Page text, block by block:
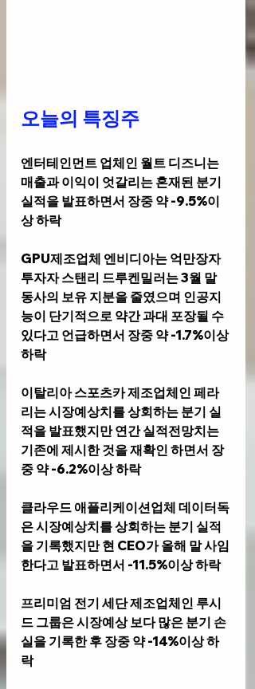
오늘의 특징주
엔터테인먼트 업체인 월트 디즈니는
매출과 이익이 엇갈리는 혼재된 분기
실적을 발표하면서 장중 약 -9.5%이
상 하락
GPU제조업체 엔비디아는 억만장자
투자자 스탠리 드루켄밀러는 3월 말
동사의 보유 지분을 줄였으며 인공지
능이 단기적으로 약간 과대 포장될 수
있다고 언급하면서 장중 약 -1.7%이상
하락
이탈리아 스포츠카 제조업체인 페라
리는 시장예상치를 상회하는 분기 실
적을 발표했지만 연간 실적전망치는
기존에 제시한 것을 재확인 하면서 장
중 약 -6.2%이상 하락
클라우드 애플리케이션업체 데이터독
은 시장예상치를 상회하는 분기 실적
을 기록했지만 현 CEO가 올해 말 사임
한다고 발표하면서 -11.5%이상 하락
프리미엄 전기 세단 제조업체인 루시
드 그룹은 시장예상 보다 많은 분기 손
실을 기록한 후 장중 약 -14%이상 하
락